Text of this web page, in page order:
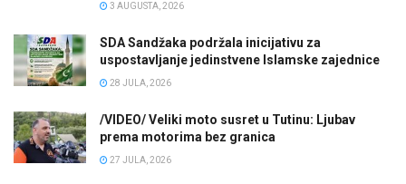
3 AUGUSTA, 2026
SDA Sandžaka podržala inicijativu za
uspostavljanje jedinstvene Islamske zajednice
28 JULA, 2026
/VIDEO/ Veliki moto susret u Tutinu: Ljubav
prema motorima bez granica
27 JULA, 2026